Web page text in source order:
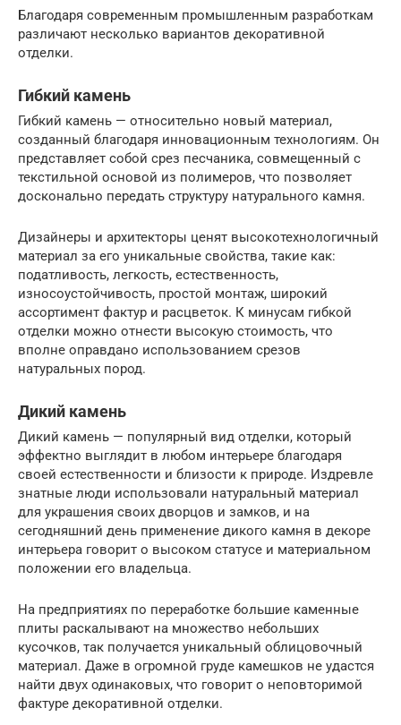
Благодаря современным промышленным разработкам
различают несколько вариантов декоративной
отделки.
Гибкий камень
Гибкий камень — относительно новый материал,
созданный благодаря инновационным технологиям. Он
представляет собой срез песчаника, совмещенный с
текстильной основой из полимеров, что позволяет
досконально передать структуру натурального камня.
Дизайнеры и архитекторы ценят высокотехнологичный
материал за его уникальные свойства, такие как:
податливость, легкость, естественность,
износоустойчивость, простой монтаж, широкий
ассортимент фактур и расцветок. К минусам гибкой
отделки можно отнести высокую стоимость, что
вполне оправдано использованием срезов
натуральных пород.
Дикий камень
Дикий камень — популярный вид отделки, который
эффектно выглядит в любом интерьере благодаря
своей естественности и близости к природе. Издревле
знатные люди использовали натуральный материал
для украшения своих дворцов и замков, и на
сегодняшний день применение дикого камня в декоре
интерьера говорит о высоком статусе и материальном
положении его владельца.
На предприятиях по переработке большие каменные
плиты раскалывают на множество небольших
кусочков, так получается уникальный облицовочный
материал. Даже в огромной груде камешков не удастся
найти двух одинаковых, что говорит о неповторимой
фактуре декоративной отделки.